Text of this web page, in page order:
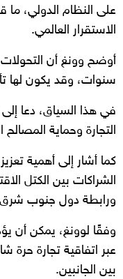
على النظام الدولي،
الاستقرار العالمي.
سنوات، وقد يكون لها
في هذا السياق، دعا إلى
التجارة وحماية
كما أشار إلى أهمية
الشراكات بين الكتل
ورابطة دول جنوب شرق
وفقًا لوونغ، يمكن أن
عبر اتفاقية تجارة حرة
بين الجانبين.